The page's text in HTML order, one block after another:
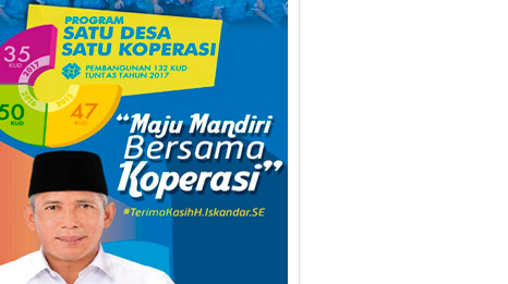
KB Pol PP Sumsel Gelar Tali Asih dan Halal